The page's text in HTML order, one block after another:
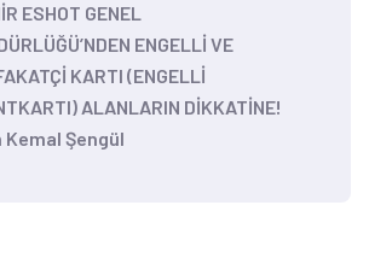
ESHOT GENEL
ENGELLİ VE
KARTI (ENGELLİ
ALANLARIN DİKKATİNE!
Kemal Şengül